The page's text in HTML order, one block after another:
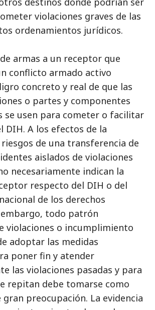
violaciones graves de las
ordenamientos jurídicos.
armas a un receptor que
conflicto armado activo
concreto y real de que las
o partes y componentes
se usen para cometer o facilitar
DIH. A los efectos de la
de una transferencia de
aislados de violaciones
necesariamente indican la
respecto del DIH o del
de los derechos
embargo, todo patrón
violaciones o incumplimiento
adoptar las medidas
poner fin y atender
las violaciones pasadas y para
repitan debe tomarse como
preocupación. La evidencia